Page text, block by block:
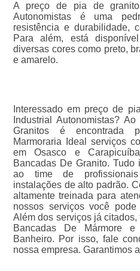
A preço de pia de granito
Autonomistas é uma
resistência e durabilidade,
Para além, está
diversas cores como preto,
e amarelo.
Interessado em preço de
Industrial Autonomistas?
Granitos é encontrada
Marmoraria Ideal serviços
em Osasco e
Bancadas De Granito.
ao time de
instalações de alto padrão.
altamente treinada para
nossos serviços você
Além dos serviços já
Bancadas De Mármore
Banheiro. Por isso, fale
nossa empresa. Garantimos